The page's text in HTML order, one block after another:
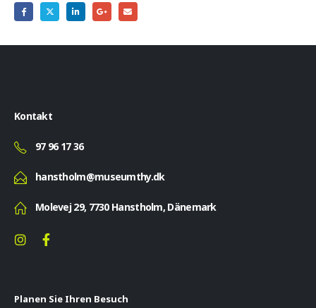
Kontakt
97 96 17 36
hanstholm@museumthy.dk
Molevej 29, 7730 Hanstholm, Dänemark
Planen Sie Ihren Besuch